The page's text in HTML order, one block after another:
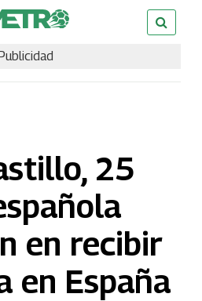
25
en recibir
en España